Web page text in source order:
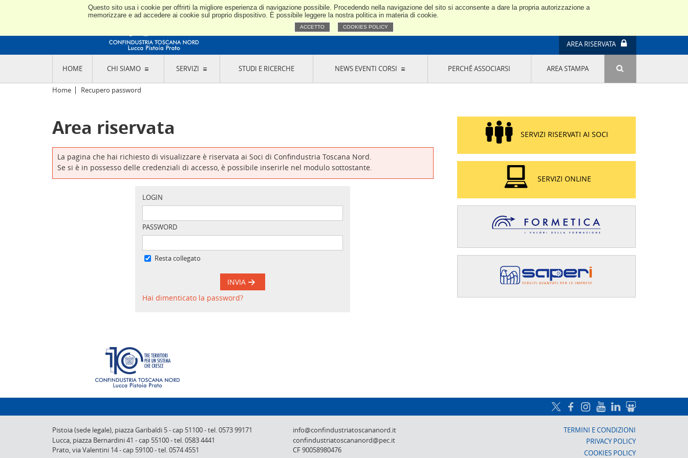
Questo sito usa i cookie per offrirti la migliore esperienza di navigazione possibile. Procedendo nella navigazione del sito si acconsente a dare la propria autorizzazione a
memorizzare e ad accedere ai cookie sul proprio dispositivo. È possibile leggere la nostra politica in materia di cookie.
ACCETTO COOKIES POLICY
Confindustria Toscana Nord
AREA RISERVATA
HOME CHI SIAMO
L'ASSOCIAZIONE
CODICE ETICO E DEI VALORI ASSOCIATIVI
TRASPARENZA CONTRIBUTI PUBBLICI
L'INDUSTRIA E IL TERRITORIO DI LUCCA,
PISTOIA E PRATO
SEDI E CONTATTI
ABOUT US
DESIGNAZIONE
ORGANI DI CONTROLLO
COMITATO PICCOLA
INDUSTRIA
GRUPPI DI ACQUISTO
EDIZIONE
PROGETTO LU.ME.
IL MANAGER DELLA SOSTENIBILITÀ NEL
DISTRETTO TESSILE PRATESE
GRUPPO IMPRENDITORIA FEMMINILE
SOSTENIBILITÀ
SERVIZI STUDI E RICERCHE NEWS EVENTI CORSI PERCHÉ ASSOCIARSI AREA STAMPA
Home Recupero password
Area riservata
La pagina che hai richiesto di visualizzare è riservata ai Soci di Confindustria Toscana Nord.
Se si è in possesso delle credenziali di accesso, è possibile inserirle nel modulo sottostante.
LOGIN
PASSWORD
Resta collegato
INVIA
Hai dimenticato la password?
SERVIZI RISERVATI AI SOCI
SERVIZI ONLINE
Pistoia (sede legale), piazza Garibaldi 5-cap 51100-tel. 0573 99171
Lucca, piazza Bernardini 41 -cap 55100-tel. 0583 4441
Prato,via Valentini 14-cap 59100-tel. 0574 4551
info@confindustriatoscananord.it
confindustriatoscananord@pec.it
CF 90058980476
TERMINI E CONDIZIONI
PRIVACY POLICY
COOKIES POLICY